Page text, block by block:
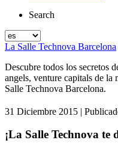
Search
La Salle Technova Barcelona
Descubre todos los secretos
angels, venture capitals de
Salle Technova Barcelona.
31 Diciembre 2015 |
¡La Salle Technova te